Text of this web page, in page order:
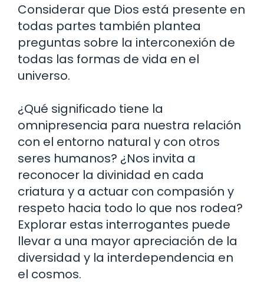
Considerar que Dios está presente en
todas partes también plantea
preguntas sobre la interconexión de
todas las formas de vida en el
universo.
¿Qué significado tiene la
omnipresencia para nuestra relación
con el entorno natural y con otros
seres humanos? ¿Nos invita a
reconocer la divinidad en cada
criatura y a actuar con compasión y
respeto hacia todo lo que nos rodea?
Explorar estas interrogantes puede
llevar a una mayor apreciación de la
diversidad y la interdependencia en
el cosmos.